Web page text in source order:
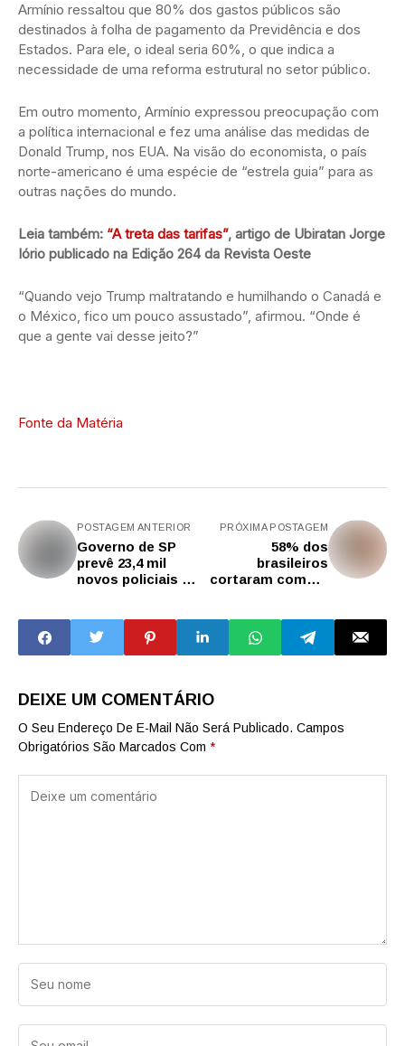
Armínio ressaltou que 80% dos gastos públicos são
destinados à folha de pagamento da Previdência e dos
Estados. Para ele, o ideal seria 60%, o que indica a
necessidade de uma reforma estrutural no setor público.
Em outro momento, Armínio expressou preocupação com
a política internacional e fez uma análise das medidas de
Donald Trump, nos EUA. Na visão do economista, o país
norte-americano é uma espécie de “estrela guia” para as
outras nações do mundo.
Leia também: “A treta das tarifas”, artigo de Ubiratan Jorge
Iório publicado na Edição 264 da Revista Oeste
“Quando vejo Trump maltratando e humilhando o Canadá e
o México, fico um pouco assustado”, afirmou. “Onde é
que a gente vai desse jeito?”
Fonte da Matéria
POSTAGEM ANTERIOR
Governo de SP
prevê 23,4 mil
novos policiais e
desde 2011
PRÓXIMA POSTAGEM
58% dos
brasileiros
cortaram compra
DEIXE UM COMENTÁRIO
O Seu Endereço De E-Mail Não Será Publicado. Campos
Obrigatórios São Marcados Com *